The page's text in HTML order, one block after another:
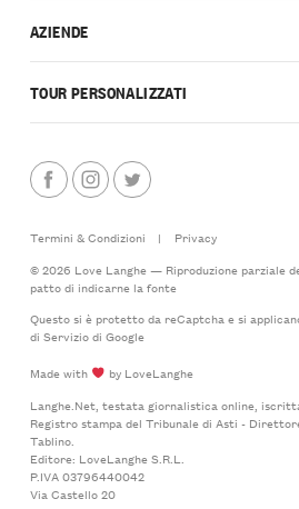
AZIENDE
TOUR PERSONALIZZATI
Termini & Condizioni |
Privacy
© 2026 Love Langhe — Riproduzione parziale
patto di indicarne la fonte
Questo si è protetto da reCaptcha e si
di Serviziodi Google
Made with
by LoveLanghe
Langhe.Net, testata giornalistica online,
Registro stampa del Tribunale di Asti -
Tablino.
Editore: LoveLanghe S.R.L.
P.IVA 03796440042
Via Castello 20